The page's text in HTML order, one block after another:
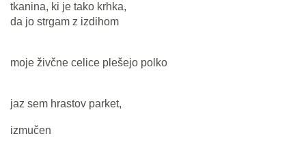
tkanina, ki je tako krhka,
da jo strgam z izdihom
moje živčne celice plešejo polko
jaz sem hrastov parket,
izmučen